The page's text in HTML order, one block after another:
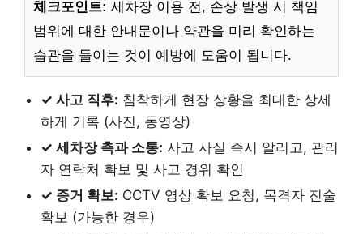
체크포인트: 세차장 이용 전, 손상 발생 시 책임
범위에 대한 안내문이나 약관을 미리 확인하는
습관을 들이는 것이 예방에 도움이 됩니다.
✓ 사고 직후: 침착하게 현장 상황을 최대한 상세
하게 기록 (사진, 동영상)
✓ 세차장 측과 소통: 사고 사실 즉시 알리고, 관리
자 연락처 확보 및 사고 경위 확인
✓ 증거 확보: CCTV 영상 확보 요청, 목격자 진술
확보 (가능한 경우)